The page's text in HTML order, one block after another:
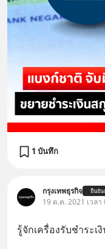
1 บันทึก
กรุงเทพธุรกิจ ยืนยั
19 ต.ค. 2021 เวล
รู้จักเครื่องรับชำระเ